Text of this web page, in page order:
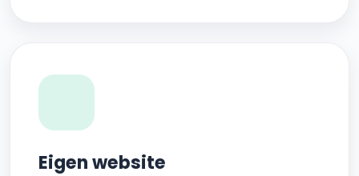
Eigen website